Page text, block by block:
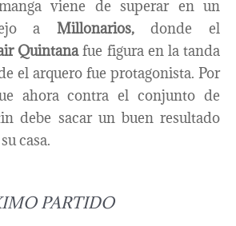
viene de superar en un
a Millonarios,donde el
Quintanafue figura en la tanda
el arquero fue protagonista. Por
ahora contra el conjunto de
debe sacar un buen resultado
casa.
PARTIDO